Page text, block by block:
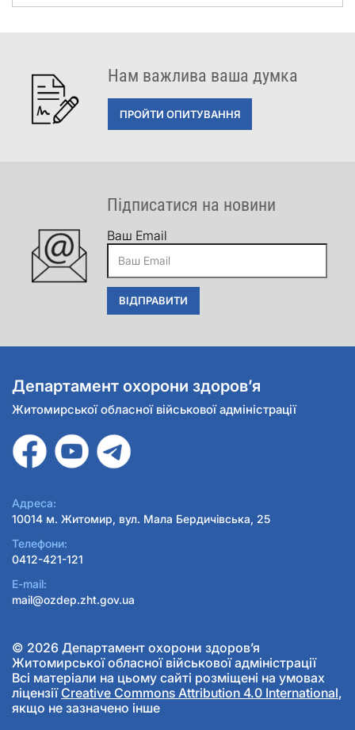
Нам важлива ваша думка
ПРОЙТИ ОПИТУВАННЯ
Підписатися на новини
Ваш Email
Департамент охорони здоров’я
Житомирської обласної військової адміністрації
Адреса:
10014 м. Житомир, вул. Мала Бердичівська, 25
Телефони:
0412-421-121
E-mail:
mail@ozdep.zht.gov.ua
© 2026 Департамент охорони здоров’я
Житомирської обласної військової адміністрації
Всі матеріали на цьому сайті розміщені на умовах
ліцензіїCreative Commons Attribution 4.0 International,
якщо не зазначено інше